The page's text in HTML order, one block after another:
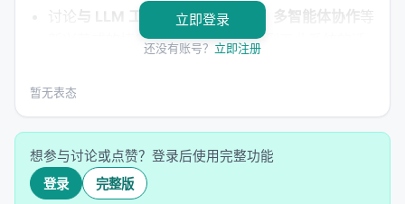
讨论 与 LLM 工具调用、强化学习、多智能体协作等
新兴范式的接口，指出从研究原型到工业系统的迁
明确列出
觉与安全、跨语言与多模态扩展等。
方法 / 系统架构
方法上，工作通常遵循「
立即登录
还没有账号？ 立即注册
暂无表态
想参与讨论或点赞？登录后使用完整功能
登录 完整版